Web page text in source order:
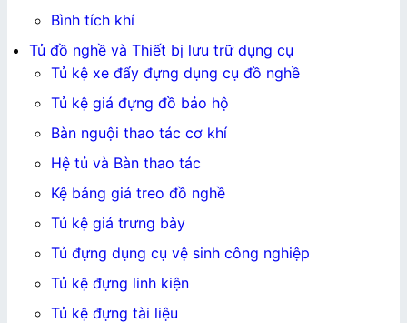
Bình tích khí
Tủ đồ nghề và Thiết bị lưu trữ dụng cụ
Tủ kệ xe đẩy đựng dụng cụ đồ nghề
Tủ kệ giá đựng đồ bảo hộ
Bàn nguội thao tác cơ khí
Hệ tủ và Bàn thao tác
Kệ bảng giá treo đồ nghề
Tủ kệ giá trưng bày
Tủ đựng dụng cụ vệ sinh công nghiệp
Tủ kệ đựng linh kiện
Tủ kệ đựng tài liệu